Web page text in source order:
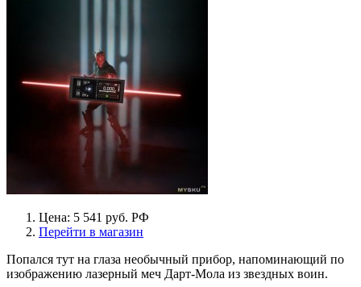
Цена: 5 541 руб. РФ
Перейти в магазин
Попался тут на глаза необычный прибор, напоминающий по
изображению лазерный меч Дарт-Мола из звездных воин.